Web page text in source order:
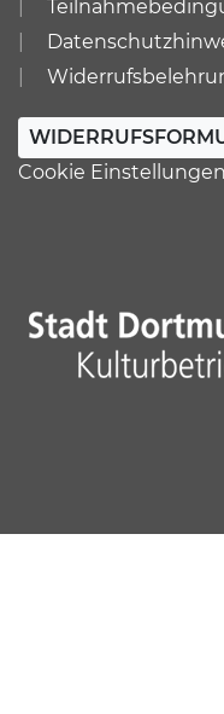
Cookie Einstellungen